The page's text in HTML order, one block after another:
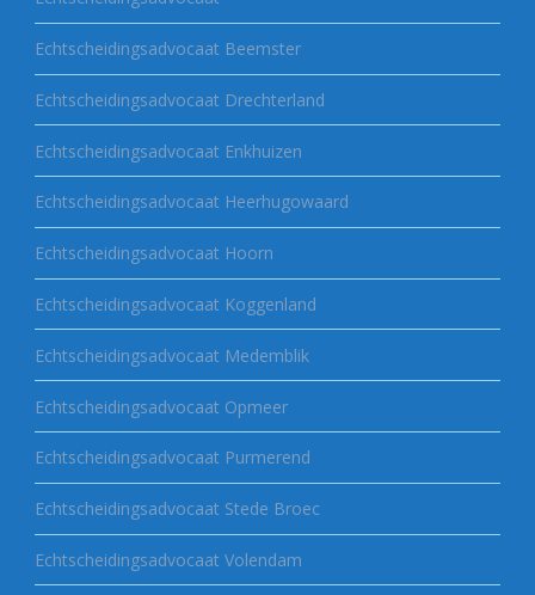
Echtscheidingsadvocaat Beemster
Echtscheidingsadvocaat Drechterland
Echtscheidingsadvocaat Enkhuizen
Echtscheidingsadvocaat Heerhugowaard
Echtscheidingsadvocaat Hoorn
Echtscheidingsadvocaat Koggenland
Echtscheidingsadvocaat Medemblik
Echtscheidingsadvocaat Opmeer
Echtscheidingsadvocaat Purmerend
Echtscheidingsadvocaat Stede Broec
Echtscheidingsadvocaat Volendam